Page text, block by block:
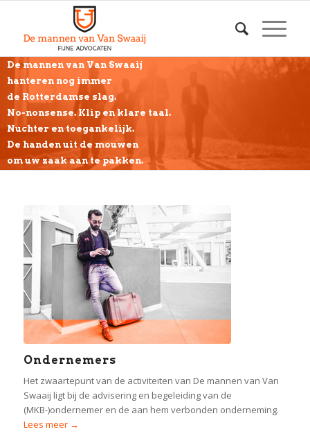
De mannen van Van Swaaij
hanteren nog immer
de Rotterdamse slag.
No-nonsense. Klip en klare taal.
Nuchter en toegankelijk.
De handen uit de mouwen
om uw zaak aan te pakken.
Ondernemers
Het zwaartepunt van de activiteiten van De mannen van Van
Swaaij ligt bij de advisering en begeleiding van de
(MKB-)ondernemer en de aan hem verbonden onderneming.
Lees meer →